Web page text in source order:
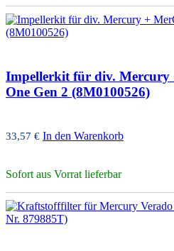
Impellerkit für div. Mercury
One Gen 2 (8M0100526)
33,57 € In den Warenkorb
Sofort aus Vorrat lieferbar